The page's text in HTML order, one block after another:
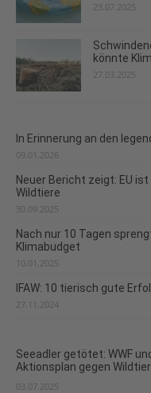
23.07.2025
könnte
27.03.2025
In Erinnerung an den
09.01.2026
Neuer Bericht zeigt: EU
Wildtiere
30.09.2025
Nach nur 10 Tagen
Klimabudget
10.01.2025
IFAW: 10 tierisch gute
27.11.2024
Seeadler getötet: WWF
Aktionsplan gegen
03.07.2025